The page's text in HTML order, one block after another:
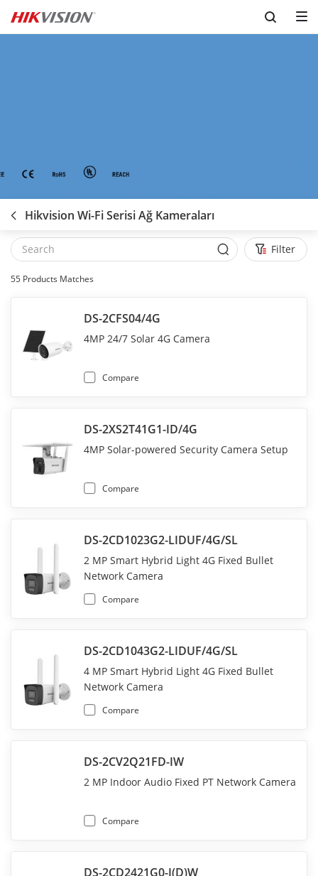
Hikvision Wi-Fi Serisi Ağ Kameraları
Filter
55 Products Matches
DS-2CFS04/4G
4MP 24/7 Solar 4G Camera
Compare
DS-2XS2T41G1-ID/4G
4MP Solar-powered Security Camera Setup
Compare
DS-2CD1023G2-LIDUF/4G/SL
2 MP Smart Hybrid Light 4G Fixed Bullet
Network Camera
Compare
DS-2CD1043G2-LIDUF/4G/SL
4 MP Smart Hybrid Light 4G Fixed Bullet
Network Camera
Compare
DS-2CV2Q21FD-IW
2 MP Indoor Audio Fixed PT Network Camera
Compare
DS-2CD2421G0-I(D)W